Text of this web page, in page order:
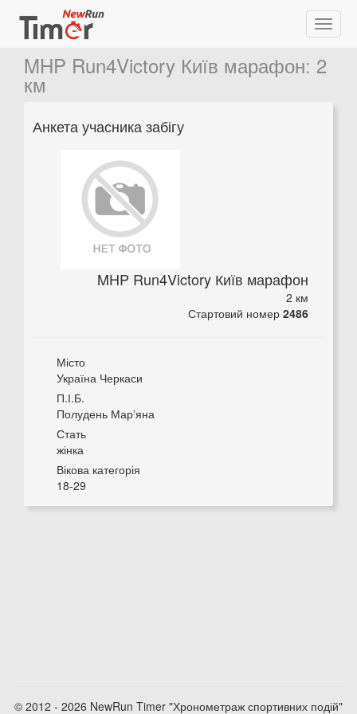
MHP Run4Victory Київ марафон: 2
км
Анкета учасника забігу
MHP Run4Victory Київ марафон
2 км
Стартовий номер 2486
Місто
Україна Черкаси
П.І.Б.
Полудень Марʼяна
Стать
жінка
Вікова категорія
18-29
© 2012 - 2026 NewRun Timer "Хронометраж спортивних подій"